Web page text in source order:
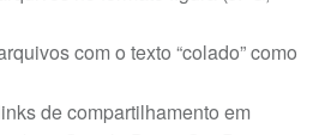
com o texto “colado” como
de compartilhamento em